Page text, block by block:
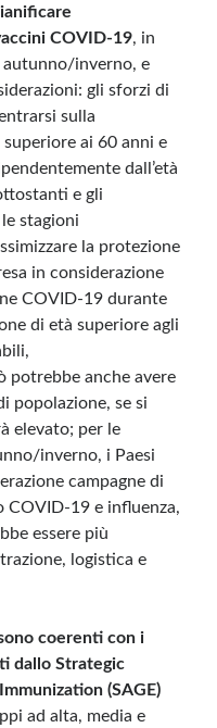
COVID-19, in
autunno/inverno, e
gli sforzi di
sulla
ai 60 anni e
dall’età
e gli
stagioni
la protezione
in considerazione
COVID-19 durante
di età superiore agli
potrebbe anche avere
popolazione, se si
elevato; per le
inverno, i Paesi
campagne di
COVID-19 e influenza,
essere più
logistica e
coerenti con i
dallo Strategic
(SAGE)
ad alta, media e